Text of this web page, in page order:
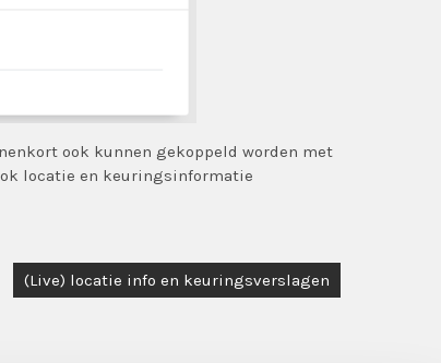
ook kunnen gekoppeld worden met
locatie en keuringsinformatie
(Live) locatie info en keuringsverslagen